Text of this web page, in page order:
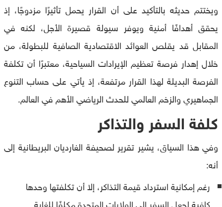
ويختتم حديثه بالتأكيد على أن القرار يحمل تأثيرًا مزدوجًا، إذ
يحقق أهدافًا أمنية ويوفر سيولة قصيرة الأجل، لكنه في
المقابل قد يقلص العوائد الاقتصادية الصافية للبطولة، من
خلال إهدار فرصة تعظيم الإيرادات السياحية، معتبرًا أن تكلفة
الفرصة البديلة لهذا القرار مرتفعة، إذ يأتي على حساب التنوع
الجماهيري والزخم العالمي للحدث الرياضي الأهم في العالم.
كلفة السفر والتذاكر
وفي هذا السياق، يشير تقرير لصحيفة الغارديان البريطانية إلى
أنه:
رغم إمكانية استرداد قيمة التذاكر، إلا أن تكلفتها وحدها
كافية لجعل السفر إلى الولايات المتحدة مكلفًا للغاية